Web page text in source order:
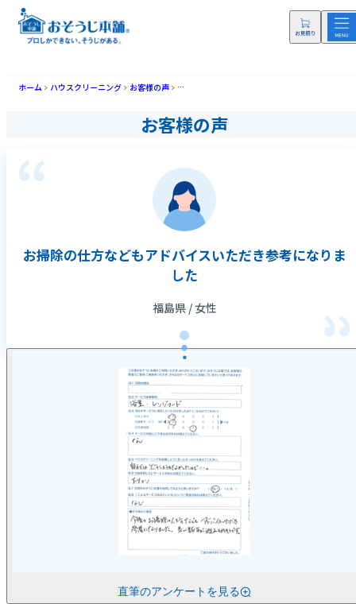
ホーム ハウスクリーニング お客様の声 お掃除の仕方などもアドバイスいただき参考にな
お客様の声
お掃除の仕方などもアドバイスいただき参考になりま
した
福島県 / 女性
直筆のアンケートを見る